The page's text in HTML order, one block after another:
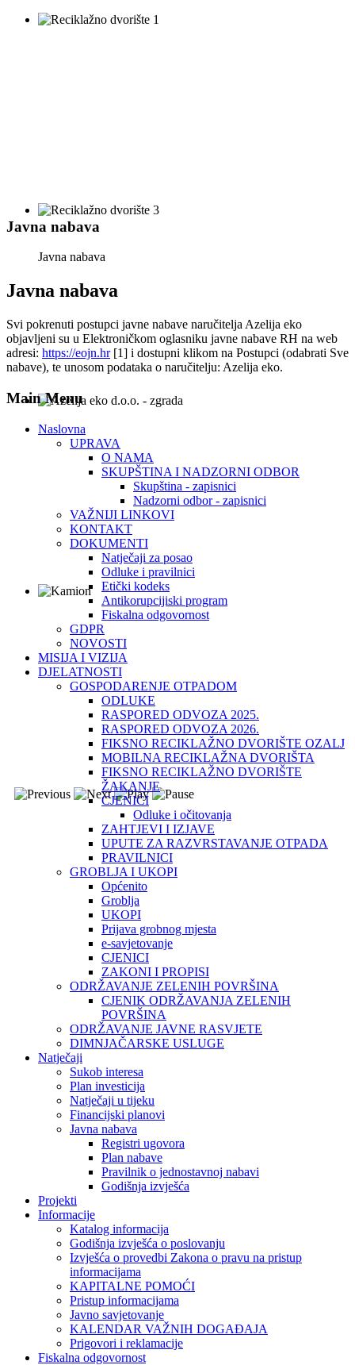
Javna nabava
Javna nabava
Javna nabava
Svi pokrenuti postupci javne nabave naručitelja Azelija eko
objavljeni su u Elektroničkom oglasniku javne nabave RH na web
adresi: https://eojn.hr[1] i dostupni klikom na Postupci (odabrati Sve
nabave), te unosom podataka o naručitelju: Azelija eko.
Main Menu
Naslovna
UPRAVA
O NAMA
SKUPŠTINA I NADZORNI ODBOR
Skupština - zapisnici
Nadzorni odbor - zapisnici
VAŽNIJI LINKOVI
KONTAKT
DOKUMENTI
Natječaji za posao
Odluke i pravilnici
Etički kodeks
Antikorupcijiski program
Fiskalna odgovornost
GDPR
NOVOSTI
MISIJA I VIZIJA
DJELATNOSTI
GOSPODARENJE OTPADOM
ODLUKE
RASPORED ODVOZA 2025.
RASPORED ODVOZA 2026.
FIKSNO RECIKLAŽNO DVORIŠTE OZALJ
MOBILNA RECIKLAŽNA DVORIŠTA
FIKSNO RECIKLAŽNO DVORIŠTE
ŽAKANJE
CJENICI
Odluke i očitovanja
ZAHTJEVI I IZJAVE
UPUTE ZA RAZVRSTAVANJE OTPADA
PRAVILNICI
GROBLJA I UKOPI
Općenito
Groblja
UKOPI
Prijava grobnog mjesta
e-savjetovanje
CJENICI
ZAKONI I PROPISI
ODRŽAVANJE ZELENIH POVRŠINA
CJENIK ODRŽAVANJA ZELENIH
POVRŠINA
ODRŽAVANJE JAVNE RASVJETE
DIMNJAČARSKE USLUGE
Natječaji
Sukob interesa
Plan investicija
Natječaji u tijeku
Financijski planovi
Javna nabava
Registri ugovora
Plan nabave
Pravilnik o jednostavnoj nabavi
Godišnja izvješća
Projekti
Informacije
Katalog informacija
Godišnja izvješća o poslovanju
Izvješća o provedbi Zakona o pravu na pristup
informacijama
KAPITALNE POMOĆI
Pristup informacijama
Javno savjetovanje
KALENDAR VAŽNIH DOGAĐAJA
Prigovori i reklamacije
Fiskalna odgovornost